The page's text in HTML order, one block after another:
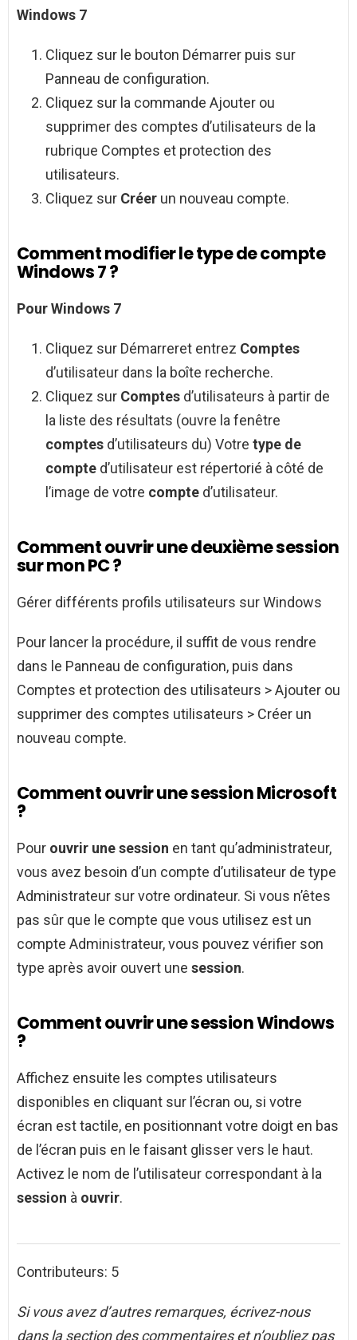
Windows 7
Cliquez sur le bouton Démarrer puis sur
Panneau de configuration.
Cliquez sur la commande Ajouter ou
supprimer des comptes d’utilisateurs de la
rubrique Comptes et protection des
utilisateurs.
Cliquez sur Créer un nouveau compte.
Comment modifier le type de compte
Windows 7 ?
PourWindows 7
Cliquez sur Démarreret entrez Comptes
d’utilisateur dans la boîte recherche.
Cliquez sur Comptes d’utilisateurs à partir de
la liste des résultats (ouvre la fenêtre
comptes d’utilisateurs du) Votre type de
compte d’utilisateur est répertorié à côté de
l’image de votre compte d’utilisateur.
Comment ouvrir une deuxième session
sur mon PC ?
Gérer différents profils utilisateurs sur Windows
Pour lancer la procédure, il suffit de vous rendre
dans le Panneau de configuration, puis dans
Comptes et protection des utilisateurs > Ajouter ou
supprimer des comptes utilisateurs > Créer un
nouveau compte.
Comment ouvrir une session Microsoft
?
Pour ouvrir une session en tant qu’administrateur,
vous avez besoin d’un compte d’utilisateur de type
Administrateur sur votre ordinateur. Si vous n’êtes
pas sûr que le compte que vous utilisez est un
compte Administrateur, vous pouvez vérifier son
type après avoir ouvert une session.
Comment ouvrir une session Windows
?
Affichez ensuite les comptes utilisateurs
disponibles en cliquant sur l’écran ou, si votre
écran est tactile, en positionnant votre doigt en bas
de l’écran puis en le faisant glisser vers le haut.
Activez le nom de l’utilisateur correspondant à la
session à ouvrir.
Contributeurs: 5
Si vous avez d’autres remarques, écrivez-nous
dans la section des commentaires et n’oubliez pas